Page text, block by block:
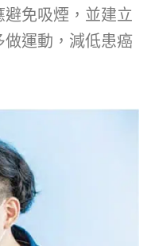
免吸煙，並建立
運動，減低患癌